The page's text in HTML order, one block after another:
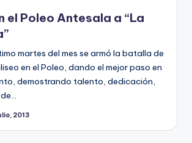
el Poleo Antesala a “La
martes del mes se armó la batalla de
en el Poleo, dando el mejor paso en
demostrando talento, dedicación,
2013